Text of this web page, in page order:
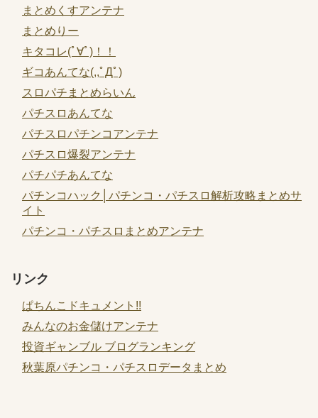
まとめくすアンテナ
まとめりー
キタコレ(ﾟ∀ﾟ)！！
ギコあんてな(,,ﾟДﾟ)
スロパチまとめらいん
パチスロあんてな
パチスロパチンコアンテナ
パチスロ爆裂アンテナ
パチパチあんてな
パチンコハック│パチンコ・パチスロ解析攻略まとめサ
イト
パチンコ・パチスロまとめアンテナ
リンク
ぱちんこドキュメント!!
みんなのお金儲けアンテナ
投資ギャンブル ブログランキング
秋葉原パチンコ・パチスロデータまとめ